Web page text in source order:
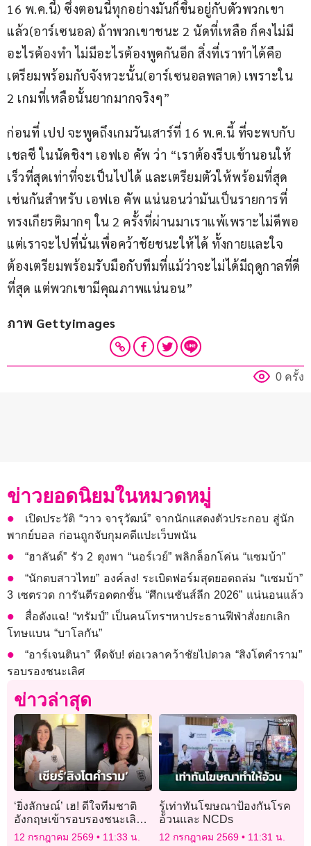
16 พ.ค.นี้) ซึ่งตอนนี้ทุกอย่างมันก็ขึ้นอยู่กับตัวพวกเขา
แล้ว(อาร์เซนอล) ถ้าพวกเขาชนะ 2 นัดที่เหลือ ก็คงไม่มี
อะไรต้องทำ ไม่มีอะไรต้องพูดกันอีก สิ่งที่เราทำได้คือ
เตรียมพร้อมกับจังหวะนั้น(อาร์เซนอลพลาด) เพราะใน
2 เกมที่เหลือนั้นยากมากจริงๆ”
ก่อนที่ เปป จะพูดถึงเกมวันเสาร์ที่ 16 พ.ค.นี้ ที่จะพบกับ
เชลซี ในนัดชิงฯ เอฟเอ คัพ ว่า “เราต้องรีบเข้านอนให้
เร็วที่สุดเท่าที่จะเป็นไปได้ และเตรียมตัวให้พร้อมที่สุด
เช่นกันสำหรับ เอฟเอ คัพ แน่นอนว่ามันเป็นรายการที่
ทรงเกียรติมากๆ ใน 2 ครั้งที่ผ่านมาเราแพ้เพราะไม่ดีพอ
แต่เราจะไปที่นั่นเพื่อคว้าชัยชนะให้ได้ ทั้งกายและใจ
ต้องเตรียมพร้อมรับมือกับทีมที่แม้ว่าจะไม่ได้มีฤดูกาลที่ดี
ที่สุด แต่พวกเขามีคุณภาพแน่นอน”
ภาพ Gettyimages
0 ครั้ง
ข่าวยอดนิยมในหมวดหมู่
เปิดประวัติ “วาว จารุวัฒน์” จากนักแสดงตัวประกอบ สู่นัก
พากย์บอล ก่อนถูกจับกุมคดีแปะเว็บพนัน
“ฮาลันด์” รัว 2 ตุงพา “นอร์เวย์” พลิกล็อกโค่น “แซมบ้า”
“นักตบสาวไทย” องค์ลง! ระเบิดฟอร์มสุดยอดถล่ม “แซมบ้า”
3 เซตรวด การันตีรอดตกชั้น “ศึกเนชันส์ลีก 2026” แน่นอนแล้ว
สื่อดังแฉ! “ทรัมป์” เป็นคนโทรฯหาประธานฟีฟ่าสั่งยกเลิก
โทษแบน “บาโลกัน”
“อาร์เจนตินา” หืดจับ! ต่อเวลาคว้าชัยไปดวล “สิงโตคำราม”
รอบรองชนะเลิศ
ข่าวล่าสุด
‘ยิ่งลักษณ์’ เฮ! ดีใจทีมชาติ
อังกฤษเข้ารอบรองชนะเลิศ
ศึกฟุตบอลโลก
12 กรกฎาคม 2569 11:33 น.
รู้เท่าทันโฆษณาป้องกันโรค
อ้วนและ NCDs
12 กรกฎาคม 2569 11:31 น.